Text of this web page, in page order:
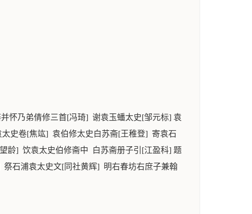
怀乃弟倩修三首[冯琦] 谢袁玉蟠太史[邹元标] 袁
史卷[焦竑] 袁伯修太史白苏斋[王稚登] 寄袁石
龄] 饮袁太史伯修斋中 白苏斋册子引[江盈科] 题
石浦袁太史文[同社黄辉] 明右春坊右庶子兼翰